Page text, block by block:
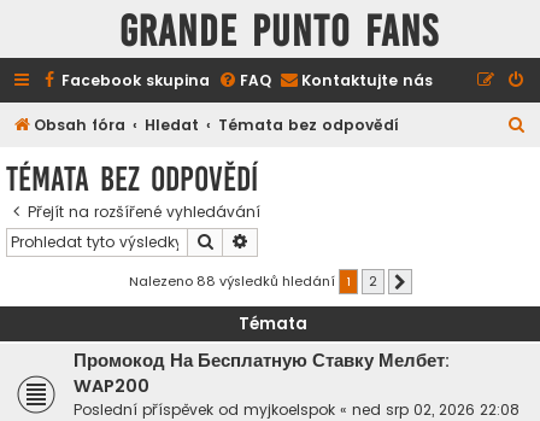
GRANDE PUNTO FANS
Facebook skupina FAQ Kontaktujte nás
Obsah fóra Hledat Témata bez odpovědí
Témata bez odpovědí
Přejít na rozšířené vyhledávání
Hledat
Nalezeno 88 výsledků hledání 1 2
Témata
Промокод На Бесплатную Ставку Мелбет:
WAP200
Poslední příspěvek od myjkoelspok « ned srp 02, 2026 22:08